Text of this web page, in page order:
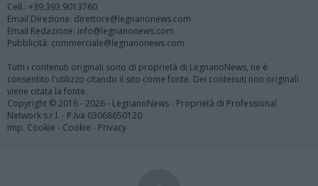
Cell.: +39.393.9013760
Email Direzione: direttore@legnanonews.com
Email Redazione: info@legnanonews.com
Pubblicità: commerciale@legnanonews.com
Tutti i contenuti originali sono di proprietà di LegnanoNews, ne è
consentito l'utilizzo citando il sito come fonte. Dei contenuti non originali
viene citata la fonte.
Copyright © 2016 - 2026 - LegnanoNews - Proprietà di Professional
Network s.r.l. - P.Iva 03068650120
Imp. Cookie - Cookie - Privacy